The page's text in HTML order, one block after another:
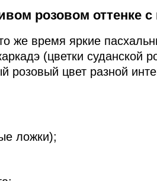
розовом оттенке
же время яркие
(цветки суданской
розовый цвет разной
ложки);